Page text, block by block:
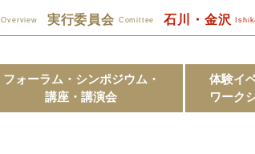
Overview 実行委員会 Comittee 石川・金沢
フォーラム・シンポジウム・
講座・講演会
体験イ
ワーク